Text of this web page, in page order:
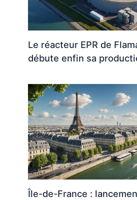
Le réacteur EPR de
débute enfin sa
Île-de-France :